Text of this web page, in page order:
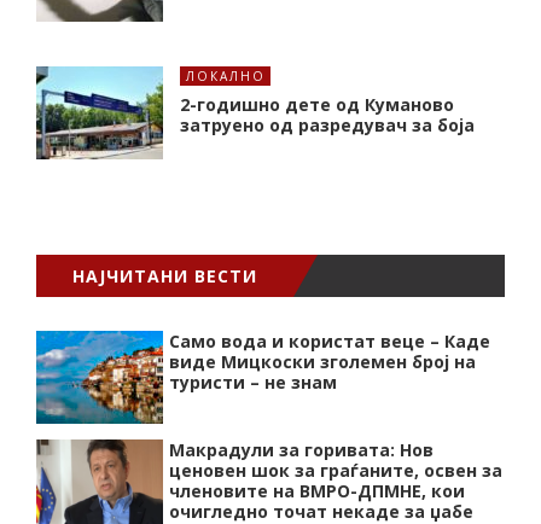
ЛОКАЛНО
2-годишно дете од Куманово
затруено од разредувач за боја
НАЈЧИТАНИ ВЕСТИ
Само вода и користат веце – Каде
виде Мицкоски зголемен број на
туристи – не знам
Макрадули за горивата: Нов
ценовен шок за граѓаните, освен за
членовите на ВМРО-ДПМНЕ, кои
очигледно точат некаде за џабе